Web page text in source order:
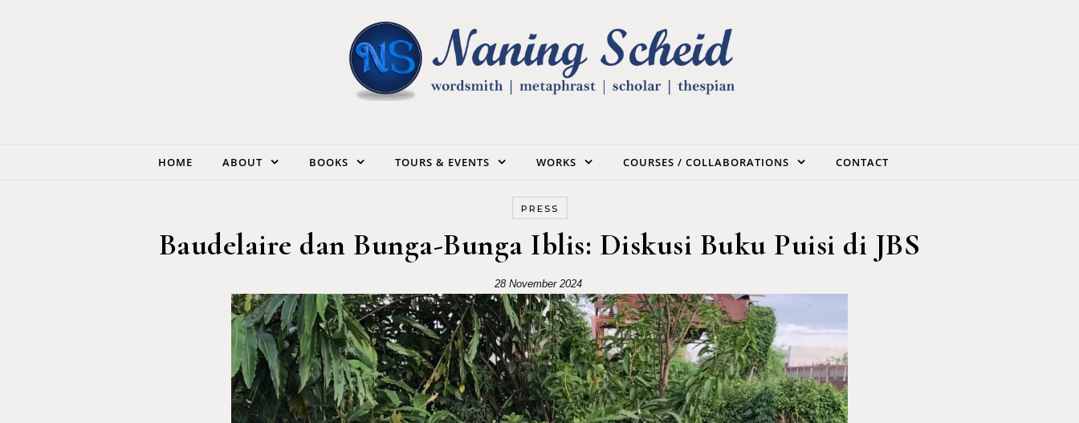
HOME ABOUT BOOKS TOURS & EVENTS WORKS COURSES / COLLABORATIONS CONTACT
PRESS
Baudelaire dan Bunga-Bunga Iblis: Diskusi Buku Puisi di JBS
28 November 2024